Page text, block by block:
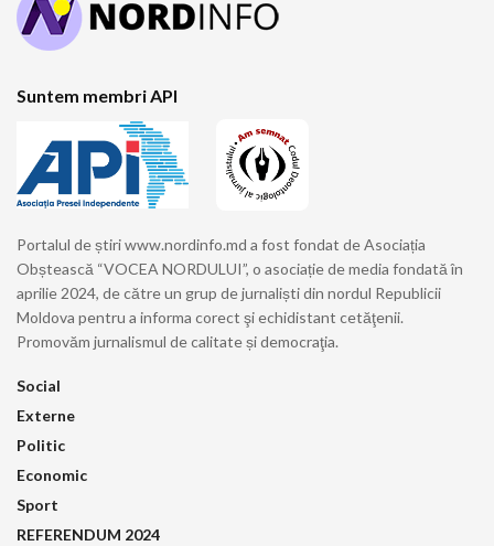
Suntem membri API
Portalul de știri www.nordinfo.md a fost fondat de Asociația
Obștească “VOCEA NORDULUI”, o asociație de media fondată în
aprilie 2024, de către un grup de jurnaliști din nordul Republicii
Moldova pentru a informa corect şi echidistant cetăţenii.
Promovăm jurnalismul de calitate și democraţia.
Social
Externe
Politic
Economic
Sport
REFERENDUM 2024